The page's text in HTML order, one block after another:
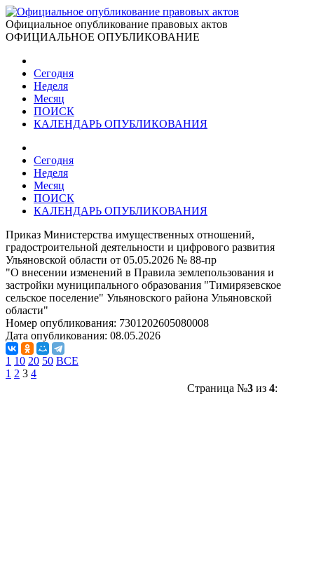
Официальное опубликование правовых актов
ОФИЦИАЛЬНОЕ ОПУБЛИКОВАНИЕ
Сегодня
Неделя
Месяц
ПОИСК
КАЛЕНДАРЬ ОПУБЛИКОВАНИЯ
Сегодня
Неделя
Месяц
ПОИСК
КАЛЕНДАРЬ ОПУБЛИКОВАНИЯ
Приказ Министерства имущественных отношений,
градостроительной деятельности и цифрового развития
Ульяновской области от 05.05.2026 № 88-пр
"О внесении изменений в Правила землепользования и
застройки муниципального образования "Тимирязевское
сельское поселение" Ульяновского района Ульяновской
области"
Номер опубликования: 7301202605080008
Дата опубликования: 08.05.2026
1 10 20 50 ВСЕ
1 2 3 4
Страница №3из 4: